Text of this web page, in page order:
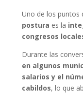
Uno de los puntos
postura es la
congresos
Durante las
en algunos
salarios y el
cabildos, lo que